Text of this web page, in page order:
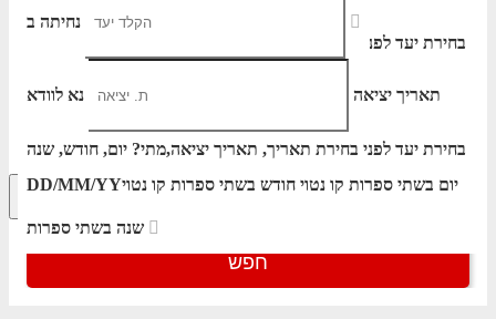
בחירת יעד לפני בחירת תאריך,
נחיתה ב
תאריך יציאה נא לוודא
בחירת יעד לפני בחירת תאריך, תאריך יציאה,מתי? יום, חודש, שנה
DD/MM/YYיום בשתי ספרות קו נטוי חודש בשתי ספרות קו נטוי
הרכב נוסעים
חפש
חיפוש מתקדםאפשרויות החיפוש הנוספות מוצגות לפני